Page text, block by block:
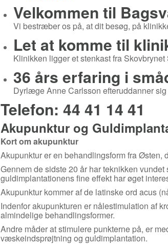
Velkommen til
Vi bestræber os på, at dit besøg, på
Let at komme til
Klinikken ligger et stenkast fra
36 års erfaring i
Dyrlæge Anne Carlsson efteruddanner
Telefon: 44 41 14 41
Akupunktur og
Kort om akupunktur
Akupunktur er en behandlingsform fra Østen,
Gennem de sidste 20 år har teknikken
guldimplantationens fine effekt har øget
Akupunktur kommer af de latinske ord acus
Indenfor akupunkturen er nålestimulation af
almindelige behandlingsformer.
Andre måder at stimulere punkterne på, er
væskeindsprøjtning og guldimplantation.